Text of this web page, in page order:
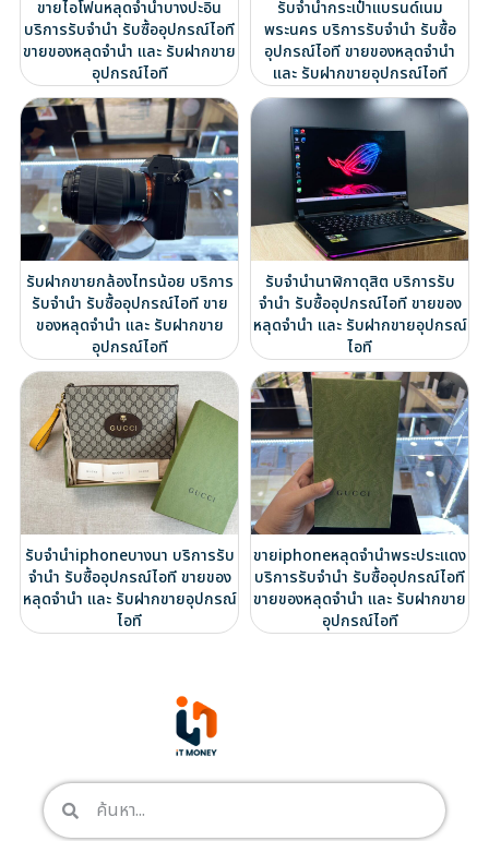
ขายไอโฟนหลุดจำนำบางปะอิน
บริการรับจำนำ รับซื้ออุปกรณ์ไอที
ขายของหลุดจำนำ และ รับฝากขาย
อุปกรณ์ไอที
รับจำนำกระเป๋าแบรนด์เนม
พระนคร บริการรับจำนำ รับซื้อ
อุปกรณ์ไอที ขายของหลุดจำนำ
และ รับฝากขายอุปกรณ์ไอที
รับฝากขายกล้องไทรน้อย บริการ
รับจำนำ รับซื้ออุปกรณ์ไอที ขาย
ของหลุดจำนำ และ รับฝากขาย
อุปกรณ์ไอที
รับจำนำนาฬิกาดุสิต บริการรับ
จำนำ รับซื้ออุปกรณ์ไอที ขายของ
หลุดจำนำ และ รับฝากขายอุปกรณ์
ไอที
รับจำนำiphoneบางนา บริการรับ
จำนำ รับซื้ออุปกรณ์ไอที ขายของ
หลุดจำนำ และ รับฝากขายอุปกรณ์
ไอที
ขายiphoneหลุดจำนำพระประแดง
บริการรับจำนำ รับซื้ออุปกรณ์ไอที
ขายของหลุดจำนำ และ รับฝากขาย
อุปกรณ์ไอที